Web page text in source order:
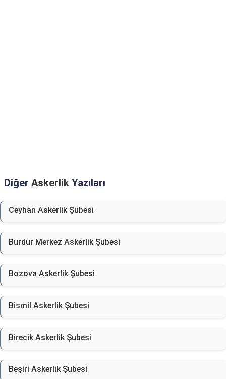
Diğer Askerlik Yazıları
Ceyhan Askerlik Şubesi
Burdur Merkez Askerlik Şubesi
Bozova Askerlik Şubesi
Bismil Askerlik Şubesi
Birecik Askerlik Şubesi
Beşiri Askerlik Şubesi